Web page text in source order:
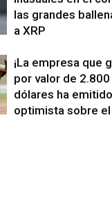
las grandes
a XRP
¡La empresa que
por valor de
dólares ha
optimista sobre el